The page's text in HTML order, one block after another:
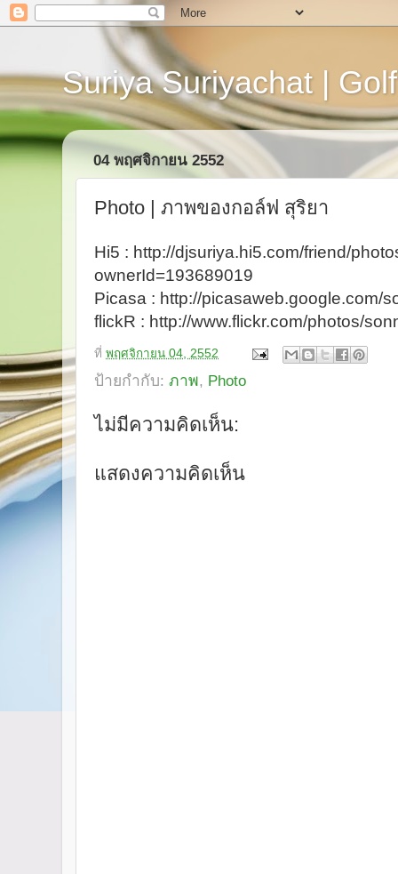
Suriya Suriyachat | Golf
04 พฤศจิกายน 2552
Photo | ภาพของกอล์ฟ สุริยา
Hi5 : http://djsuriya.hi5.com/friend/
ownerId=193689019
Picasa : http://picasaweb.google.com/
flickR : http://www.flickr.com/photos/
ที่ พฤศจิกายน 04, 2552
ป้ายกำกับ: ภาพ, Photo
ไม่มีความคิดเห็น:
แสดงความคิดเห็น